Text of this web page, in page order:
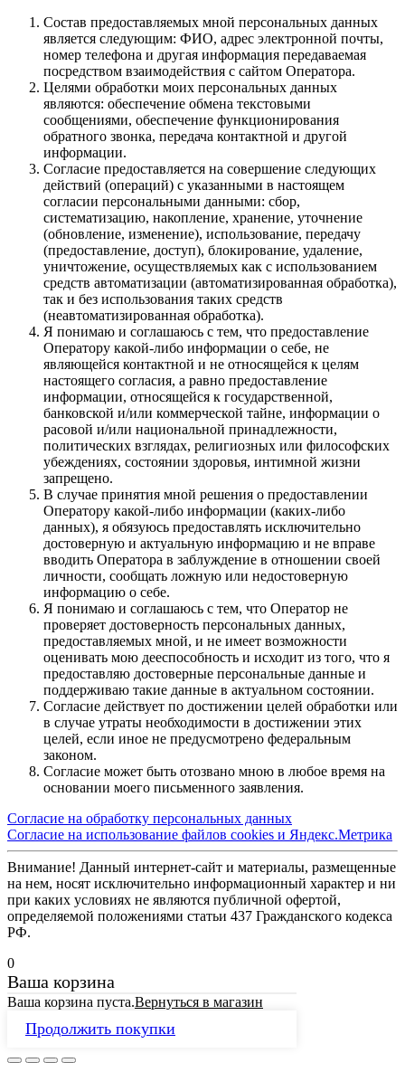
Состав предоставляемых мной персональных данных
является следующим: ФИО, адрес электронной почты,
номер телефона и другая информация передаваемая
посредством взаимодействия с сайтом Оператора.
Целями обработки моих персональных данных
являются: обеспечение обмена текстовыми
сообщениями, обеспечение функционирования
обратного звонка, передача контактной и другой
информации.
Согласие предоставляется на совершение следующих
действий (операций) с указанными в настоящем
согласии персональными данными: сбор,
систематизацию, накопление, хранение, уточнение
(обновление, изменение), использование, передачу
(предоставление, доступ), блокирование, удаление,
уничтожение, осуществляемых как с использованием
средств автоматизации (автоматизированная обработка),
так и без использования таких средств
(неавтоматизированная обработка).
Я понимаю и соглашаюсь с тем, что предоставление
Оператору какой-либо информации о себе, не
являющейся контактной и не относящейся к целям
настоящего согласия, а равно предоставление
информации, относящейся к государственной,
банковской и/или коммерческой тайне, информации о
расовой и/или национальной принадлежности,
политических взглядах, религиозных или философских
убеждениях, состоянии здоровья, интимной жизни
запрещено.
В случае принятия мной решения о предоставлении
Оператору какой-либо информации (каких-либо
данных), я обязуюсь предоставлять исключительно
достоверную и актуальную информацию и не вправе
вводить Оператора в заблуждение в отношении своей
личности, сообщать ложную или недостоверную
информацию о себе.
Я понимаю и соглашаюсь с тем, что Оператор не
проверяет достоверность персональных данных,
предоставляемых мной, и не имеет возможности
оценивать мою дееспособность и исходит из того, что я
предоставляю достоверные персональные данные и
поддерживаю такие данные в актуальном состоянии.
Согласие действует по достижении целей обработки или
в случае утраты необходимости в достижении этих
целей, если иное не предусмотрено федеральным
законом.
Согласие может быть отозвано мною в любое время на
основании моего письменного заявления.
Согласие на обработку персональных данных
Согласие на использование файлов cookies и Яндекс.Метрика
Внимание! Данный интернет-сайт и материалы, размещенные
на нем, носят исключительно информационный характер и ни
при каких условиях не являются публичной офертой,
определяемой положениями статьи 437 Гражданского кодекса
РФ.
0
Ваша корзина
Ваша корзина пуста.Вернуться в магазин
Продолжить покупки